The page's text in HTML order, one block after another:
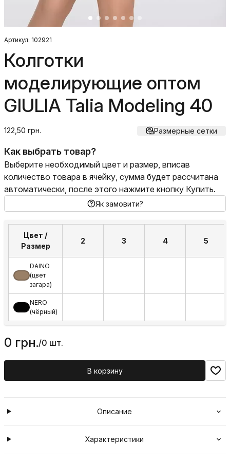
Артикул: 102921
Колготки
моделирующие оптом
GIULIA Talia Modeling 40
122,50 грн. Размерные сетки
Как выбрать товар?
Выберите необходимый цвет и размер, вписав
количество товара в ячейку, сумма будет рассчитана
автоматически, после этого нажмите кнопку Купить.
Як замовити?
Цвет /
Размер
2 3 4 5
DAINO
(цвет
загара)
NERO
(чёрный)
0 грн./0 шт.
В корзину
Описание
Характеристики